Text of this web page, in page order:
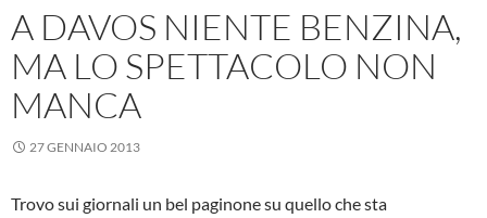
A DAVOS NIENTE BENZINA,
MA LO SPETTACOLO NON
MANCA
27 GENNAIO 2013
Trovo sui giornali un bel paginone su quello che sta